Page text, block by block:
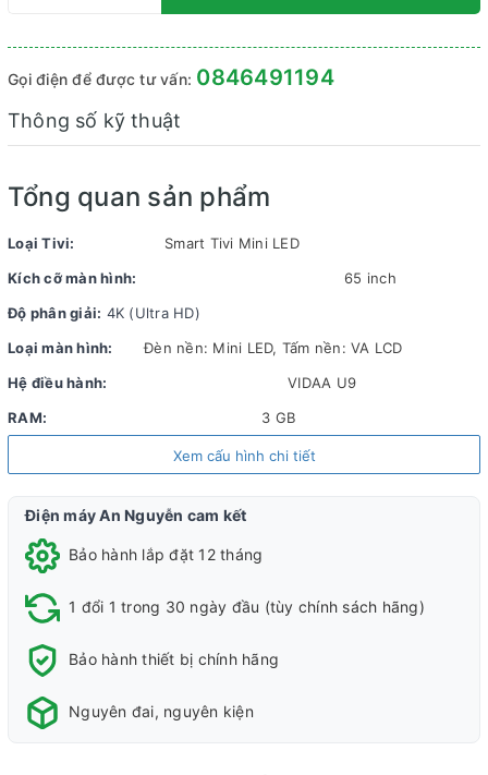
Gọi điện để được tư vấn: 0846491194
Thông số kỹ thuật
Tổng quan sản phẩm
Loại Tivi:
Smart Tivi Mini LED
Kích cỡ màn hình:
65 inch
Độ phân giải: 4K (Ultra HD)
Loại màn hình:
Đèn nền: Mini LED, Tấm nền: VA LCD
Hệ điều hành:
VIDAA U9
RAM:
3 GB
Chất liệu viền tivi:
Nơi sản xuất:
Năm ra mắt:
Công nghệ hình ảnh
Công
nghệ
xé hình
độ trễ
gaming/HDR10+
Xem cấu hình chi tiết
Điện máy An Nguyễn cam kết
Bảo hành lắp đặt 12 tháng
1 đổi 1 trong 30 ngày đầu (tùy chính sách hãng)
Bảo hành thiết bị chính hãng
Nguyên đai, nguyên kiện